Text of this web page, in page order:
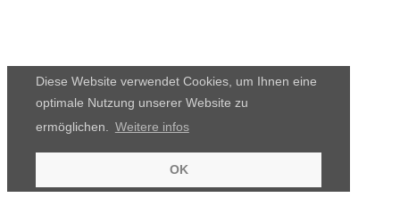
Diese Website verwendet Cookies, um Ihnen eine
optimale Nutzung unserer Website zu
ermöglichen.
Weitere infos
OK